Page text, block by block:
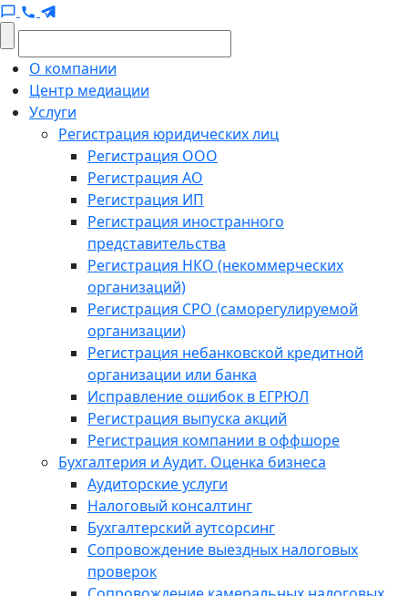
О компании
Центр медиации
Услуги
Регистрация юридических лиц
Регистрация ООО
Регистрация АО
Регистрация ИП
Регистрация иностранного
представительства
Регистрация НКО (некоммерческих
организаций)
Регистрация СРО (саморегулируемой
организации)
Регистрация небанковской кредитной
организации или банка
Исправление ошибок в ЕГРЮЛ
Регистрация выпуска акций
Регистрация компании в оффшоре
Бухгалтерия и Аудит. Оценка бизнеса
Аудиторские услуги
Налоговый консалтинг
Бухгалтерский аутсорсинг
Сопровождение выездных налоговых
проверок